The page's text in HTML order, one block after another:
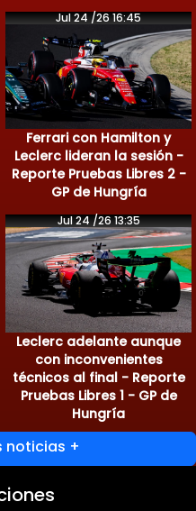
Jul 24 /26 16:45
Ferrari con Hamilton y
Leclerc lideran la sesión -
Reporte Pruebas Libres 2 -
GP de Hungría
Jul 24 /26 13:35
Leclerc adelante aunque
con inconvenientes
técnicos al final - Reporte
Pruebas Libres 1 - GP de
Hungría
noticias +